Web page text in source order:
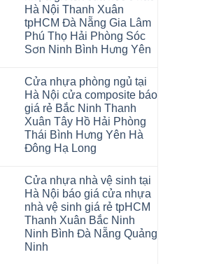
Thanh
Hóa
Quỳnh
Phụ
Phú
Thọ
Tuyên
Quang
Việt
Nam
khóa
4mm
6mm
đế
cao
su
và
cửa
nhựa
composite
giả
vân
không
gian
sang
trọng
Hà Nội Thanh Xuân
tpHCM Đà Nẵng Gia Lâm
Phú Thọ Hải Phòng Sóc
Sơn Ninh Bình Hưng Yên
bình
luận
ở
Sàn
nhựa
Glotex
4mm
giá
bao
nhựa
giả
gỗ
Glotex
có
tốt
không
sàn
Cửa nhựa phòng ngủ tại
Hà Nội cửa composite báo
giá rẻ Bắc Ninh Thanh
Xuân Tây Hồ Hải Phòng
Thái Bình Hưng Yên Hà
Đông Hạ Long
bình
luận
ở
Cửa
nhựa
phòng
ngủ
tại
Hà
Cửa nhựa nhà vệ sinh tại
Hà Nội báo giá cửa nhựa
nhà vệ sinh giá rẻ tpHCM
Thanh Xuân Bắc Ninh
Ninh Bình Đà Nẵng Quảng
Ninh